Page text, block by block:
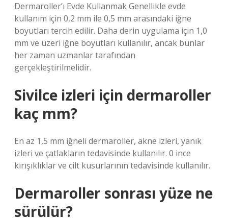
Dermaroller’ı Evde Kullanmak Genellikle evde
kullanım için 0,2 mm ile 0,5 mm arasındaki iğne
boyutları tercih edilir. Daha derin uygulama için 1,0
mm ve üzeri iğne boyutları kullanılır, ancak bunlar
her zaman uzmanlar tarafından
gerçekleştirilmelidir.
Sivilce izleri için dermaroller
kaç mm?
En az 1,5 mm iğneli dermaroller, akne izleri, yanık
izleri ve çatlakların tedavisinde kullanılır. 0 ince
kırışıklıklar ve cilt kusurlarının tedavisinde kullanılır.
Dermaroller sonrası yüze ne
sürülür?